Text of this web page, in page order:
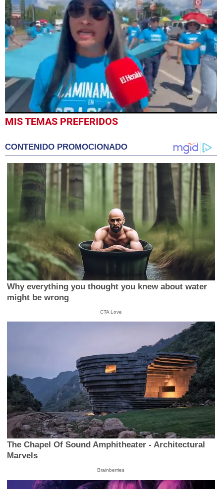
0
seconds
minute,
24
seconds
MIS TEMAS PREFERIDOS
CONTENIDO PROMOCIONADO
Why everything you thought you knew about water
might be wrong
CTA Love
The Chapel Of Sound Amphitheater - Architectural
Marvels
Brainberries